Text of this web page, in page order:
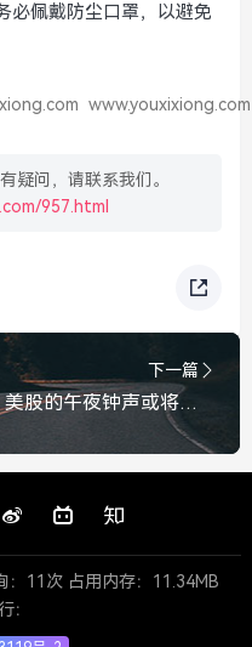
必佩戴防尘口罩，以避免
www.youxixiong.com
疑问，请联系我们。
957.html
下一篇
美股的午夜钟声或将敲响，繁荣背后的隐忧与崩塌的倒计时，美股的午夜钟声或将敲响，繁荣背后的隐忧与崩塌的倒计时
：11次 占用内存：11.34MB
：